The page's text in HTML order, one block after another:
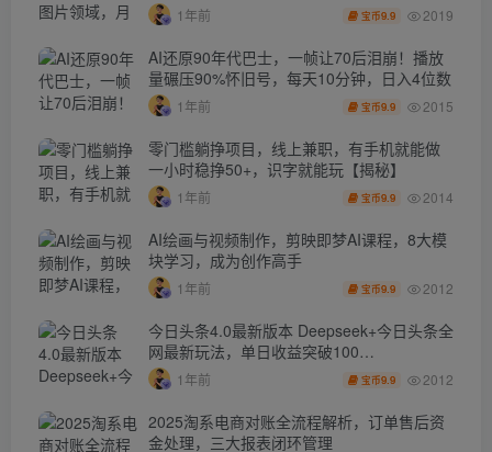
1年前 宝币9.9 2019
AI还原90年代巴士，一帧让70后泪崩！播放
量碾压90%怀旧号，每天10分钟，日入4位数
1年前 宝币9.9 2015
零门槛躺挣项目，线上兼职，有手机就能做
一小时稳挣50+，识字就能玩【揭秘】
1年前 宝币9.9 2014
AI绘画与视频制作，剪映即梦AI课程，8大模
块学习，成为创作高手
1年前 宝币9.9 2012
今日头条4.0最新版本 Deepseek+今日头条全
网最新玩法，单日收益突破100…
1年前 宝币9.9 2012
2025淘系电商对账全流程解析，订单售后资
金处理，三大报表闭环管理